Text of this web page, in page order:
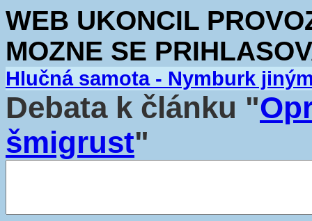
WEB UKONCIL
MOZNE SE
Hlučná samota - Nymburk
Debata k článku "
šmigrust"